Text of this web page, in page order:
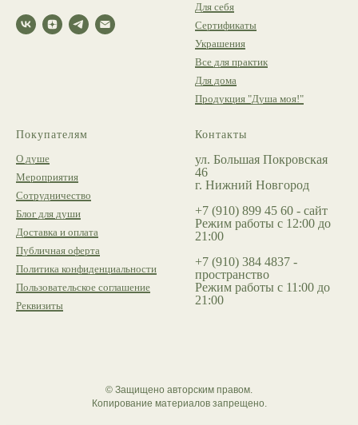
Для себя
Сертификаты
Украшения
Все для практик
Для дома
Продукция "Душа моя!"
Покупателям
О душе
Мероприятия
Сотрудничество
Блог для души
Доставка и оплата
Публичная оферта
Политика конфиденциальности
Пользовательское соглашение
Реквизиты
Контакты
ул. Большая Покровская
46
г. Нижний Новгород
+7 (910) 899 45 60 - сайт
Режим работы с 12:00 до
21:00
+7 (910) 384 4837 -
пространство
Режим работы с 11:00 до
21:00
© Защищено авторским правом.
Копирование материалов запрещено.